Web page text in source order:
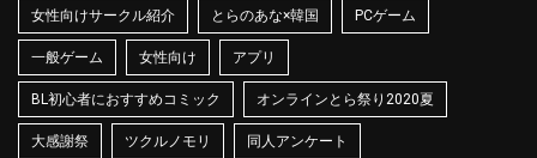
女性向けサークル紹介 とらのあな×韓国 PCゲーム
一般ゲーム 女性向け アプリ
BL初心者におすすめコミック オンラインとら祭り2020夏
大感謝祭 ツクルノモリ 同人アンケート